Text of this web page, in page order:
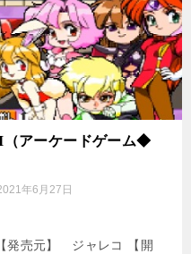
（アーケードゲーム◆
年6月27日
発売元】 ジャレコ 【開